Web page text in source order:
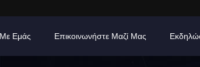
Με Εμάς Επικοινωνήστε Μαζί Μας